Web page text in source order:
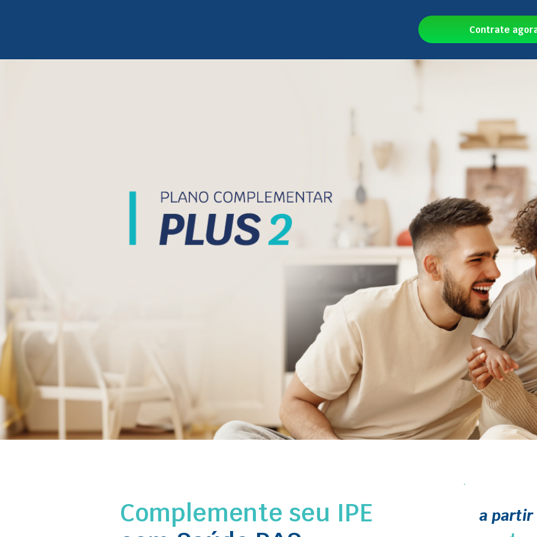
Contrate
Complemente seu IPE
a partir